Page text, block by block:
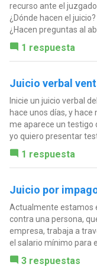
recurso ante el
¿Dónde hacen el
¿Hacen preguntas al
1 respuesta
Juicio verbal
Inicie un juicio verbal
hace unos días, y
me aparece un testigo
yo quiero presentar
1 respuesta
Juicio por
Actualmente estamos
contra una persona,
empresa, trabaja a
el salario mínimo para
3 respuestas